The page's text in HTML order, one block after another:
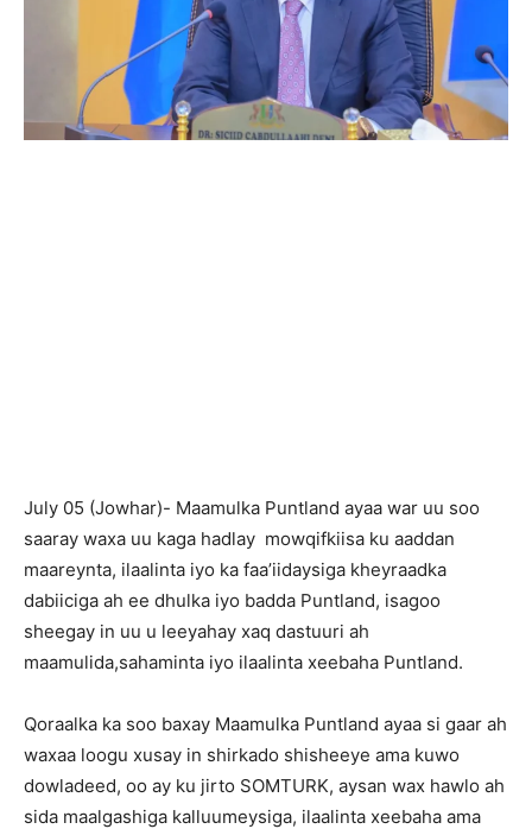
July 05 (Jowhar)- Maamulka Puntland ayaa war uu soo
saaray waxa uu kaga hadlay mowqifkiisa ku aaddan
maareynta, ilaalinta iyo ka faa’iidaysiga kheyraadka
dabiiciga ah ee dhulka iyo badda Puntland, isagoo
sheegay in uu u leeyahay xaq dastuuri ah
maamulida,sahaminta iyo ilaalinta xeebaha Puntland.
Qoraalka ka soo baxay Maamulka Puntland ayaa si gaar ah
waxaa loogu xusay in shirkado shisheeye ama kuwo
dowladeed, oo ay ku jirto SOMTURK, aysan wax hawlo ah
sida maalgashiga kalluumeysiga, ilaalinta xeebaha ama